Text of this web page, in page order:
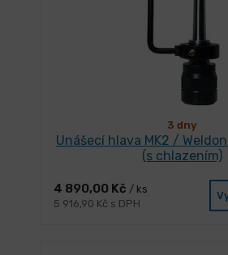
3 dny
Unášecí hlava MK2 /
(s chlazením)
4 890,00 Kč / ks
5 916,90 Kč s DPH